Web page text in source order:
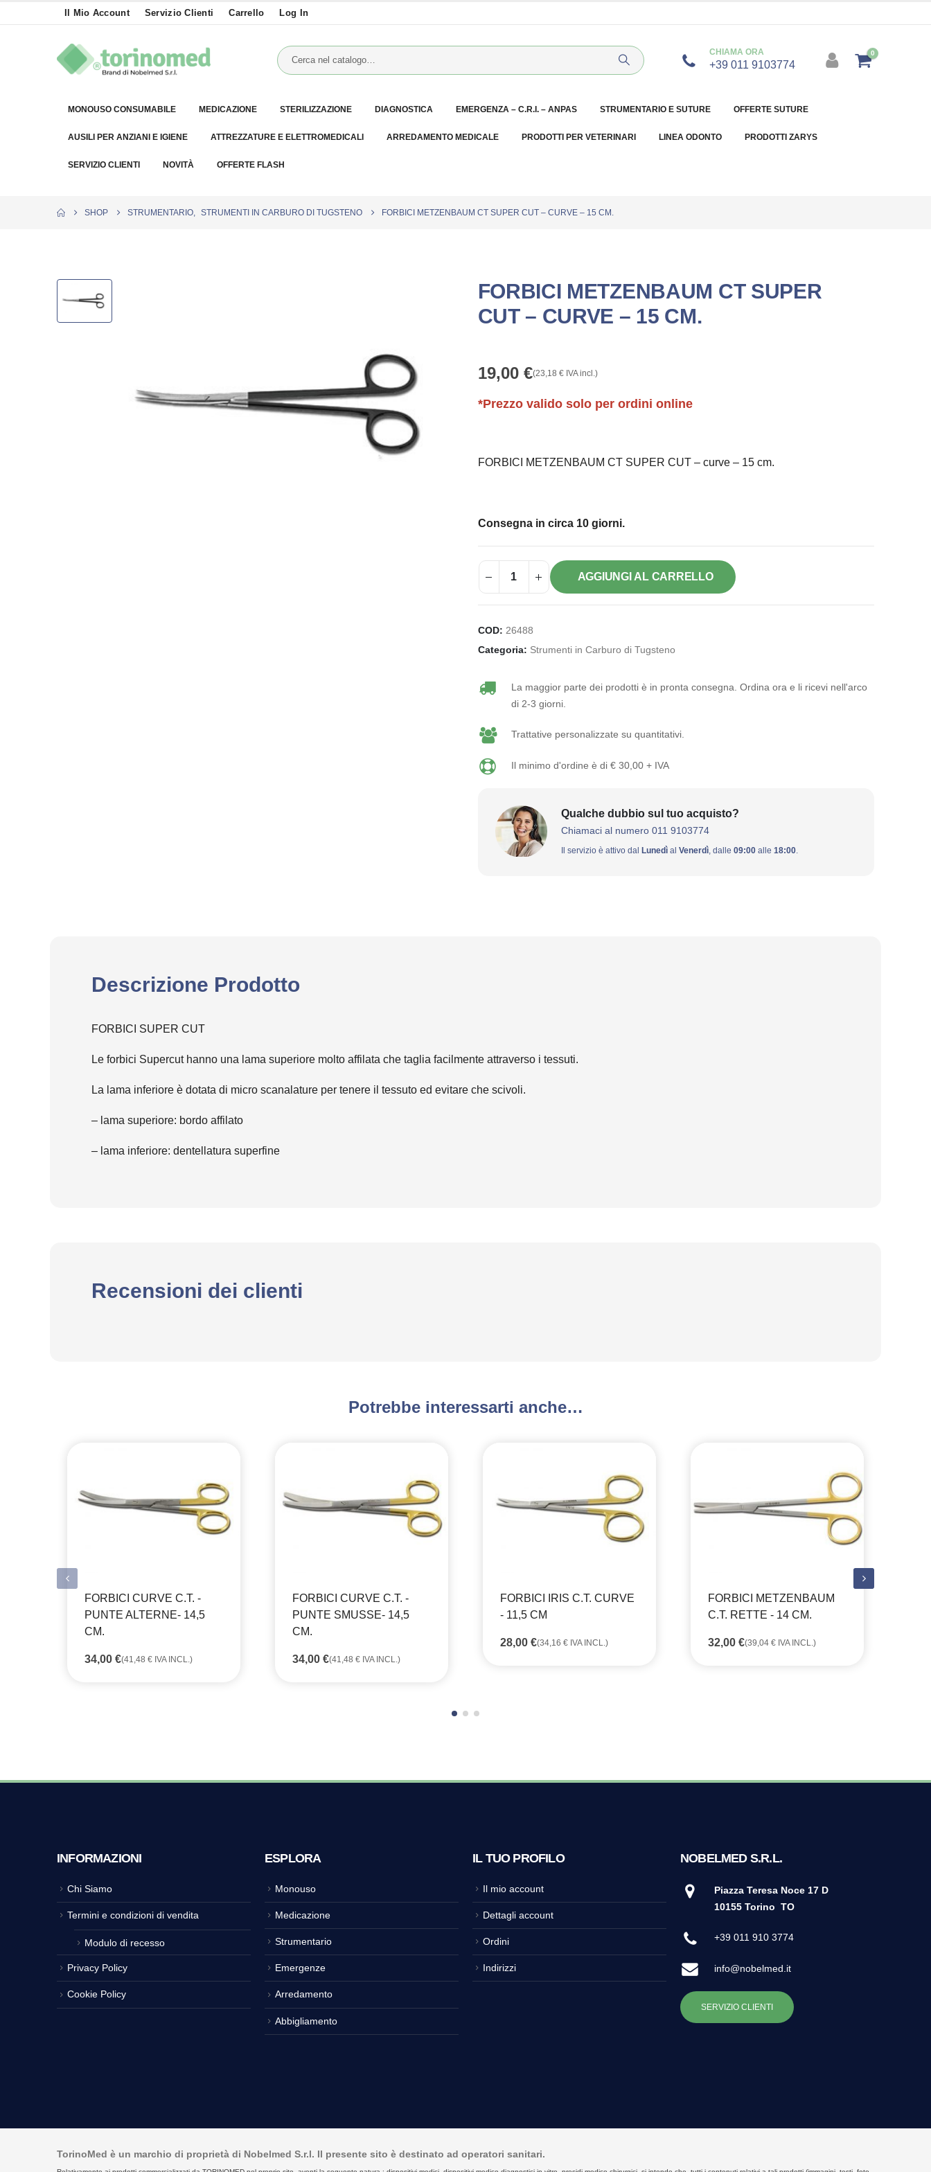
Il Mio Account Servizio Clienti Carrello Log In
CHIAMA ORA
+39 011 9103774
0
MONOUSO CONSUMABILE MEDICAZIONE STERILIZZAZIONE DIAGNOSTICA EMERGENZA – C.R.I. – ANPAS STRUMENTARIO E SUTURE OFFERTE SUTURE
AUSILI PER ANZIANI E IGIENE ATTREZZATURE E ELETTROMEDICALI ARREDAMENTO MEDICALE PRODOTTI PER VETERINARI LINEA ODONTO PRODOTTI ZARYS
SERVIZIO CLIENTI NOVITÀ OFFERTE FLASH
SHOP STRUMENTARIO STRUMENTI IN CARBURO DI TUGSTENO FORBICI METZENBAUM CT SUPER CUT – CURVE – 15 CM.
FORBICI METZENBAUM CT SUPER
CUT – CURVE – 15 CM.
19,00 €(23,18 €IVA incl.)
*Prezzo valido solo per ordini online
FORBICI METZENBAUM CT SUPER CUT – curve – 15 cm.
Consegna in circa 10 giorni.
AGGIUNGI AL CARRELLO
COD: 26488
Categoria: Strumenti in Carburo di Tugsteno
La maggior parte dei prodotti è in pronta consegna. Ordina ora e li ricevi nell'arco
di 2-3 giorni.
Trattative personalizzate su quantitativi.
Il minimo d'ordine è di € 30,00 + IVA
Qualche dubbio sul tuo acquisto?
Chiamaci al numero 011 9103774
Il servizio è attivo dal Lunedìal Venerdì, dalle 09:00alle 18:00.
Descrizione Prodotto
FORBICI SUPER CUT
Le forbici Supercut hanno una lama superiore molto affilata che taglia facilmente attraverso i tessuti.
La lama inferiore è dotata di micro scanalature per tenere il tessuto ed evitare che scivoli.
– lama superiore: bordo affilato
– lama inferiore: dentellatura superfine
Recensioni dei clienti
Potrebbe interessarti anche…
FORBICI CURVE C.T. -
PUNTE ALTERNE- 14,5
CM.
34,00 €(41,48 € IVA INCL.)
FORBICI CURVE C.T. -
PUNTE SMUSSE- 14,5
CM.
34,00 €(41,48 € IVA INCL.)
FORBICI IRIS C.T. CURVE
- 11,5 CM
28,00 €(34,16 € IVA INCL.)
FORBICI METZENBAUM
C.T. RETTE - 14 CM.
32,00 €(39,04 € IVA INCL.)
INFORMAZIONI
Chi Siamo
Termini e condizioni di vendita
Modulo di recesso
Privacy Policy
Cookie Policy
ESPLORA
Monouso
Medicazione
Strumentario
Emergenze
Arredamento
Abbigliamento
IL TUO PROFILO
Il mio account
Dettagli account
Ordini
Indirizzi
NOBELMED S.R.L.
Piazza Teresa Noce 17 D
10155 Torino TO
+39 011 910 3774
info@nobelmed.it
SERVIZIO CLIENTI
TorinoMed è un marchio di proprietà di Nobelmed S.r.l. Il presente sito è destinato ad operatori sanitari.